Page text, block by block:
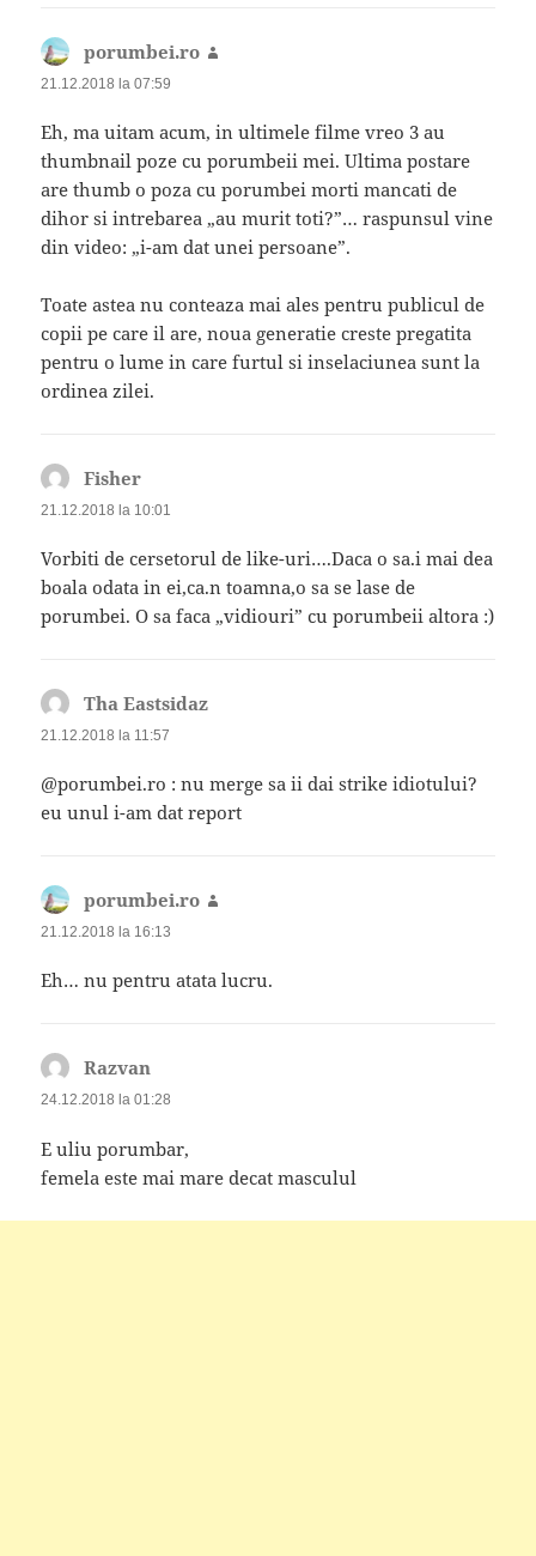
porumbei.ro
21.12.2018 la 07:59
Eh, ma uitam acum, in ultimele filme vreo 3 au
thumbnail poze cu porumbeii mei. Ultima postare
are thumb o poza cu porumbei morti mancati de
dihor si intrebarea „au murit toti?”… raspunsul vine
din video: „i-am dat unei persoane”.
Toate astea nu conteaza mai ales pentru publicul de
copii pe care il are, noua generatie creste pregatita
pentru o lume in care furtul si inselaciunea sunt la
ordinea zilei.
Fisher
21.12.2018 la 10:01
Vorbiti de cersetorul de like-uri….Daca o sa.i mai dea
boala odata in ei,ca.n toamna,o sa se lase de
porumbei. O sa faca „vidiouri” cu porumbeii altora :)
Tha Eastsidaz
21.12.2018 la 11:57
@porumbei.ro : nu merge sa ii dai strike idiotului?
eu unul i-am dat report
porumbei.ro
21.12.2018 la 16:13
Eh… nu pentru atata lucru.
Razvan
24.12.2018 la 01:28
E uliu porumbar,
femela este mai mare decat masculul